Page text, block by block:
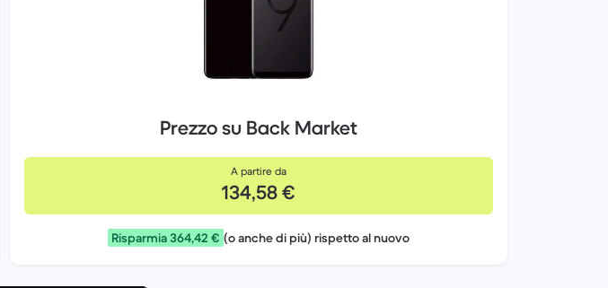
Prezzo su Back Market
A partire da
134,58 €
Risparmia 364,42 € (o anche di più) rispetto al nuovo